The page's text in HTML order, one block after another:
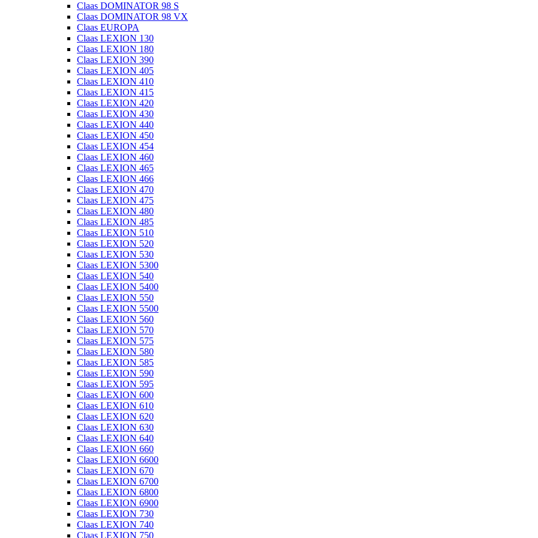
Claas DOMINATOR 98 S
Claas DOMINATOR 98 VX
Claas EUROPA
Claas LEXION 130
Claas LEXION 180
Claas LEXION 390
Claas LEXION 405
Claas LEXION 410
Claas LEXION 415
Claas LEXION 420
Claas LEXION 430
Claas LEXION 440
Claas LEXION 450
Claas LEXION 454
Claas LEXION 460
Claas LEXION 465
Claas LEXION 466
Claas LEXION 470
Claas LEXION 475
Claas LEXION 480
Claas LEXION 485
Claas LEXION 510
Claas LEXION 520
Claas LEXION 530
Claas LEXION 5300
Claas LEXION 540
Claas LEXION 5400
Claas LEXION 550
Claas LEXION 5500
Claas LEXION 560
Claas LEXION 570
Claas LEXION 575
Claas LEXION 580
Claas LEXION 585
Claas LEXION 590
Claas LEXION 595
Claas LEXION 600
Claas LEXION 610
Claas LEXION 620
Claas LEXION 630
Claas LEXION 640
Claas LEXION 660
Claas LEXION 6600
Claas LEXION 670
Claas LEXION 6700
Claas LEXION 6800
Claas LEXION 6900
Claas LEXION 730
Claas LEXION 740
Claas LEXION 750